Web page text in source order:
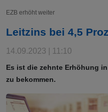
EZB erhöht weiter
Leitzins bei 4,5
14.09.2023 | 11:10
Es ist die zehnte Erhöhung
zu bekommen.